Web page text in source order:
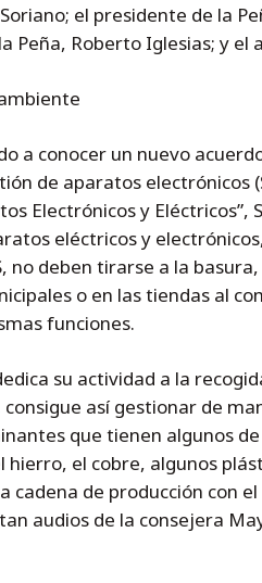
el presidente de la
Peña, Roberto Iglesias; y el
a conocer un nuevo
de aparatos electrónicos
Electrónicos y Eléctricos”,
eléctricos y
no deben tirarse a la
o en las tiendas al
funciones.
su actividad a la
así gestionar de
que tienen algunos
hierro, el cobre, algunos
cadena de producción con
audios de la consejera